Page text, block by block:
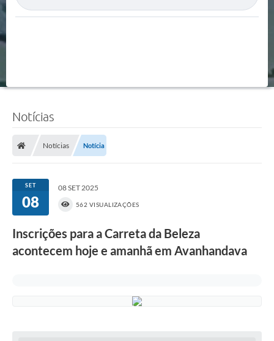
Notícias
Notícias Notícia
SET
08
08 SET 2025
562 VISUALIZAÇÕES
Inscrições para a Carreta da Beleza
acontecem hoje e amanhã em Avanhandava